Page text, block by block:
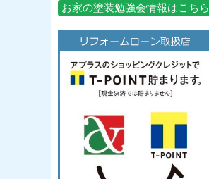
お家の塗装勉強会情報はこちら